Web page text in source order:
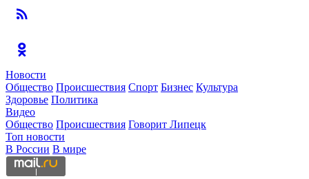
Новости
Общество Происшествия Спорт Бизнес Культура
Здоровье Политика
Видео
Общество Происшествия Говорит Липецк
Топ новости
В России В мире